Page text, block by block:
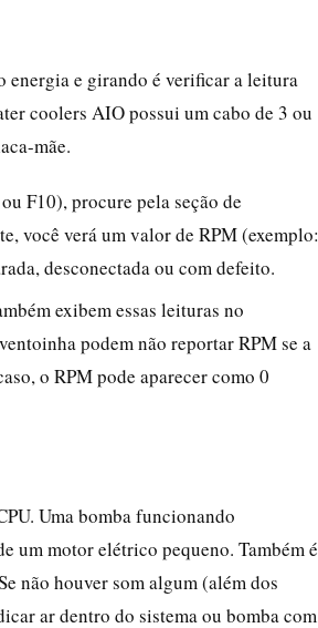
energia e girando é verificar a leitura
coolers AIO possui um cabo de 3 ou
mãe.
F10), procure pela seção de
você verá um valor de RPM (exemplo:
desconectada ou com defeito.
exibem essas leituras no
podem não reportar RPM se a
o RPM pode aparecer como 0
Uma bomba funcionando
um motor elétrico pequeno. Também é
não houver som algum (além dos
ar dentro do sistema ou bomba com